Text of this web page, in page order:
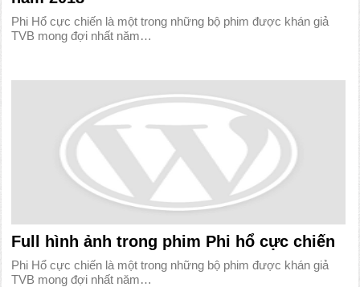
Phi Hổ cực chiến là một trong những bộ phim được khán giả
TVB mong đợi nhất năm…
Full hình ảnh trong phim Phi hổ cực chiến
Phi Hổ cực chiến là một trong những bộ phim được khán giả
TVB mong đợi nhất năm…